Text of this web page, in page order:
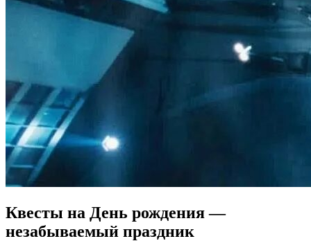
Квесты на День рождения —
незабываемый праздник